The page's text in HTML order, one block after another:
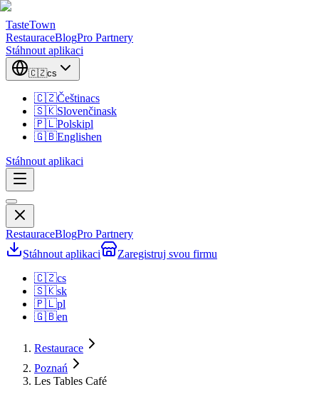
TasteTown
RestauraceBlogPro Partnery
Stáhnout aplikaci
🇨🇿cs
🇨🇿Češtinacs
🇸🇰Slovenčinask
🇵🇱Polskipl
🇬🇧Englishen
Stáhnout aplikaci
RestauraceBlogPro Partnery
Stáhnout aplikaci
Zaregistruj svou firmu
🇨🇿cs
🇸🇰sk
🇵🇱pl
🇬🇧en
Restaurace
Poznań
Les Tables Café